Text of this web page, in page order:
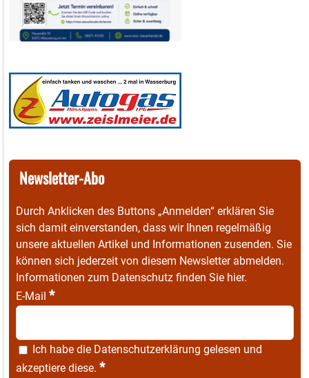
Newsletter-Abo
Durch Anklicken des Buttons „Anmelden“ erklären Sie
sich damit einverstanden, dass wir Ihnen regelmäßig
unsere aktuellen Artikel und Informationen zusenden. Sie
können sich jederzeit von diesem Newsletter abmelden.
Informationen zum Datenschutz finden Sie hier.
E-Mail *
Ich habe die Datenschutzerklärung gelesen und
akzeptiere diese. *